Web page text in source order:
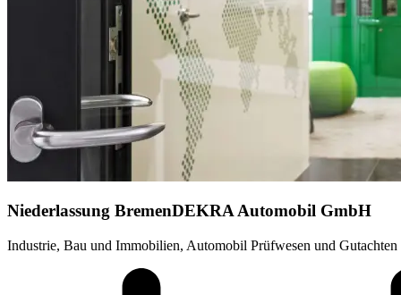
Niederlassung BremenDEKRA Automobil GmbH
Industrie, Bau und Immobilien, Automobil Prüfwesen und Gutachten